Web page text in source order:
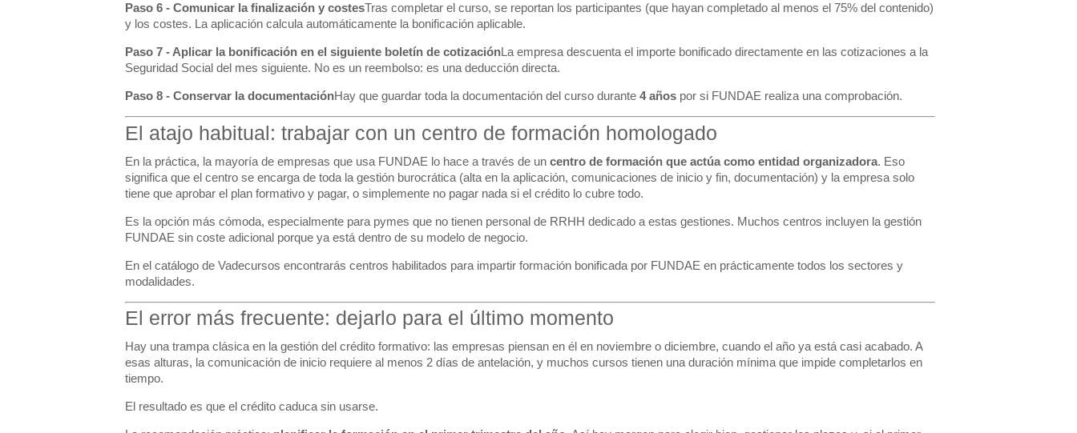
Paso 6 - Comunicar la finalización y costesTras completar el curso, se reportan los participantes (que hayan completado al menos el 75% del contenido)
y los costes. La aplicación calcula automáticamente la bonificación aplicable.
Paso 7 - Aplicar la bonificación en el siguiente boletín de cotizaciónLa empresa descuenta el importe bonificado directamente en las cotizaciones a la
Seguridad Social del mes siguiente. No es un reembolso: es una deducción directa.
Paso 8 - Conservar la documentaciónHay que guardar toda la documentación del curso durante 4 añospor si FUNDAE realiza una comprobación.
El atajo habitual: trabajar con un centro de formación homologado
En la práctica, la mayoría de empresas que usa FUNDAE lo hace a través de un centro de formación que actúa como entidad organizadora. Eso
significa que el centro se encarga de toda la gestión burocrática (alta en la aplicación, comunicaciones de inicio y fin, documentación) y la empresa solo
tiene que aprobar el plan formativo y pagar, o simplemente no pagar nada si el crédito lo cubre todo.
Es la opción más cómoda, especialmente para pymes que no tienen personal de RRHH dedicado a estas gestiones. Muchos centros incluyen la gestión
FUNDAE sin coste adicional porque ya está dentro de su modelo de negocio.
En el catálogo de Vadecursos encontrarás centros habilitados para impartir formación bonificada por FUNDAE en prácticamente todos los sectores y
modalidades.
El error más frecuente: dejarlo para el último momento
Hay una trampa clásica en la gestión del crédito formativo: las empresas piensan en él en noviembre o diciembre, cuando el año ya está casi acabado. A
esas alturas, la comunicación de inicio requiere al menos 2 días de antelación, y muchos cursos tienen una duración mínima que impide completarlos en
tiempo.
El resultado es que el crédito caduca sin usarse.